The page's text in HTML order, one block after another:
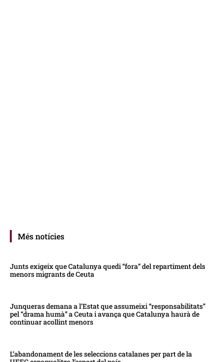
Més notícies
Junts exigeix que Catalunya quedi “fora” del repartiment dels
menors migrants de Ceuta
Junqueras demana a l’Estat que assumeixi “responsabilitats”
pel “drama humà” a Ceuta i avança que Catalunya haurà de
continuar acollint menors
L’abandonament de les seleccions catalanes per part de la